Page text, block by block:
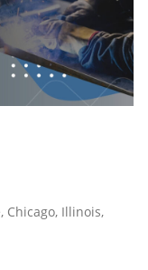
Chicago, Illinois,